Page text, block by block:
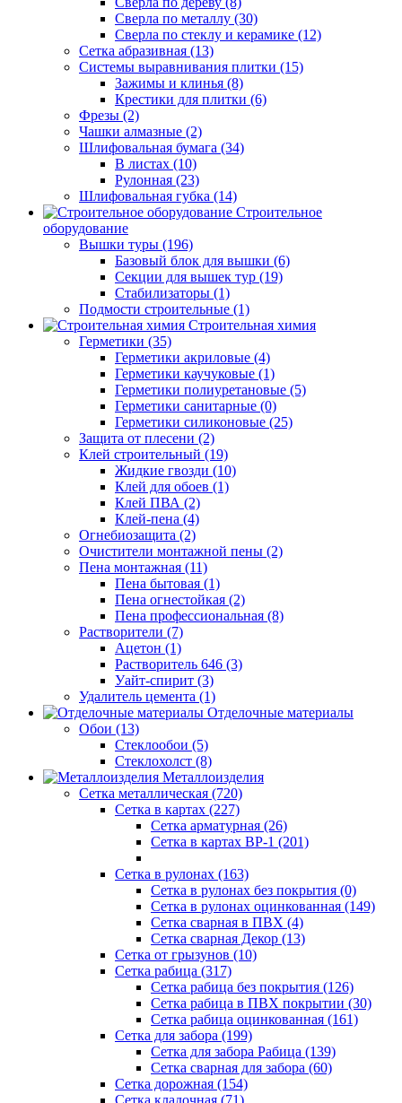
Сверла по металлу (30)
Сверла по стеклу и керамике (12)
Сетка абразивная (13)
Системы выравнивания плитки (15)
Зажимы и клинья (8)
Крестики для плитки (6)
Фрезы (2)
Чашки алмазные (2)
Шлифовальная бумага (34)
В листах (10)
Рулонная (23)
Шлифовальная губка (14)
Строительное
оборудование
Вышки туры (196)
Базовый блок для вышки (6)
Секции для вышек тур (19)
Стабилизаторы (1)
Подмости строительные (1)
Строительная химия
Герметики (35)
Герметики акриловые (4)
Герметики каучуковые (1)
Герметики полиуретановые (5)
Герметики санитарные (0)
Герметики силиконовые (25)
Защита от плесени (2)
Клей строительный (19)
Жидкие гвозди (10)
Клей для обоев (1)
Клей ПВА (2)
Клей-пена (4)
Огнебиозащита (2)
Очистители монтажной пены (2)
Пена монтажная (11)
Пена бытовая (1)
Пена огнестойкая (2)
Пена профессиональная (8)
Растворители (7)
Ацетон (1)
Растворитель 646 (3)
Уайт-спирит (3)
Удалитель цемента (1)
Отделочные материалы
Обои (13)
Стеклообои (5)
Стеклохолст (8)
Металлоизделия
Сетка металлическая (720)
Сетка в картах (227)
Сетка арматурная (26)
Сетка в картах ВР-1 (201)
Сетка в рулонах (163)
Сетка в рулонах без покрытия (0)
Сетка в рулонах оцинкованная (149)
Сетка сварная в ПВХ (4)
Сетка сварная Декор (13)
Сетка от грызунов (10)
Сетка рабица (317)
Сетка рабица без покрытия (126)
Сетка рабица в ПВХ покрытии (30)
Сетка рабица оцинкованная (161)
Сетка для забора (199)
Сетка для забора Рабица (139)
Сетка сварная для забора (60)
Сетка дорожная (154)
Сетка кладочная (71)